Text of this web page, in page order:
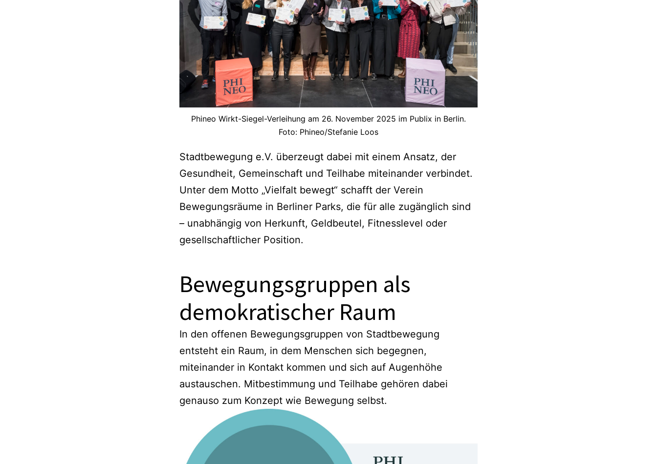
Phineo Wirkt-Siegel-Verleihung am 26. November 2025 im Publix in Berlin.
Foto: Phineo/Stefanie Loos
Stadtbewegung e.V. überzeugt dabei mit einem Ansatz, der
Gesundheit, Gemeinschaft und Teilhabe miteinander verbindet.
Unter dem Motto „Vielfalt bewegt“ schafft der Verein
Bewegungsräume in Berliner Parks, die für alle zugänglich sind
– unabhängig von Herkunft, Geldbeutel, Fitnesslevel oder
gesellschaftlicher Position.
Bewegungsgruppen als
demokratischer Raum
In den offenen Bewegungsgruppen von Stadtbewegung
entsteht ein Raum, in dem Menschen sich begegnen,
miteinander in Kontakt kommen und sich auf Augenhöhe
austauschen. Mitbestimmung und Teilhabe gehören dabei
genauso zum Konzept wie Bewegung selbst.